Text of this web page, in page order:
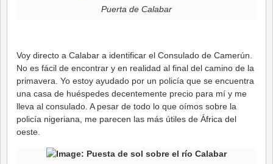
Puerta de Calabar
Voy directo a Calabar a identificar el Consulado de Camerún.
No es fácil de encontrar y en realidad al final del camino de la
primavera. Yo estoy ayudado por un policía que se encuentra
una casa de huéspedes decentemente precio para mí y me
lleva al consulado. A pesar de todo lo que oímos sobre la
policía nigeriana, me parecen las más útiles de África del
oeste.